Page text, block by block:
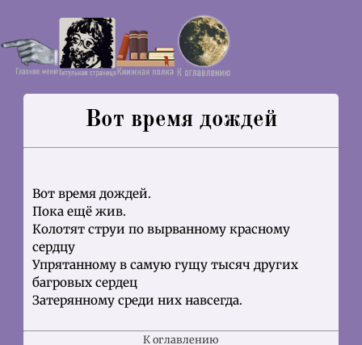
Вот время дождей
Вот время дождей.
Пока ещё жив.
Колотят струи по вырванному красному
сердцу
Упрятанному в самую гущу тысяч других
багровых сердец
Затерянному среди них навсегда.
К оглавлению